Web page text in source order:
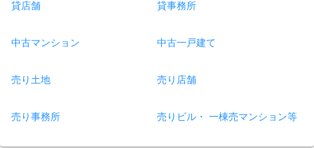
貸店舗 貸事務所
中古マンション 中古一戸建て
売り土地 売り店舗
売り事務所 売りビル・ 一棟売マンション等